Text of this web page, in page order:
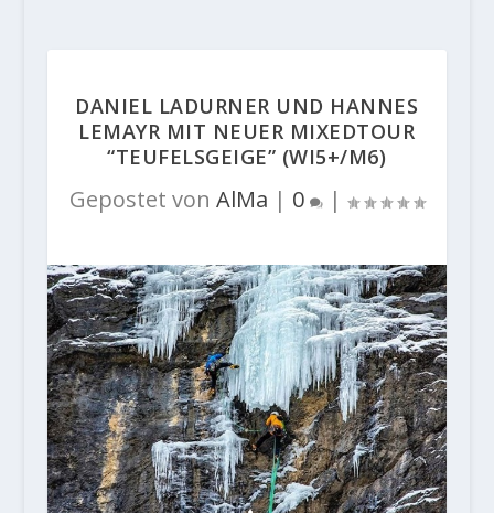
DANIEL LADURNER UND HANNES
LEMAYR MIT NEUER MIXEDTOUR
“TEUFELSGEIGE” (WI5+/M6)
Gepostet von AlMa | 0 |